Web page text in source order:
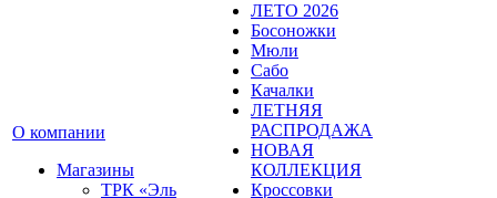
О компании
Магазины
ТРК «Эль
ЛЕТО 2026
Босоножки
Мюли
Сабо
Качалки
ЛЕТНЯЯ
РАСПРОДАЖА
НОВАЯ
КОЛЛЕКЦИЯ
Кроссовки